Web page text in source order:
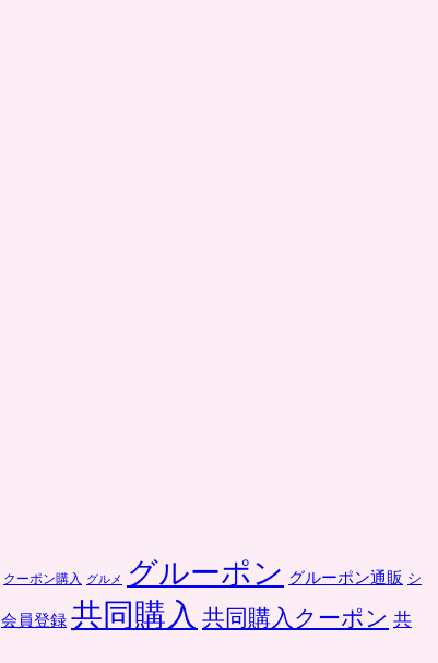
クーポン購入 グルメ グルーポン グルーポン通販 シ
会員登録 共同購入 共同購入クーポン 共